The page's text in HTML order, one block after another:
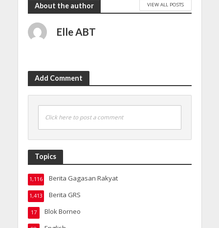
About the author VIEW ALL POSTS
Elle ABT
Add Comment
Click here to post a comment
Topics
Berita Gagasan Rakyat
1,116
Berita GRS
1,413
Blok Borneo
17